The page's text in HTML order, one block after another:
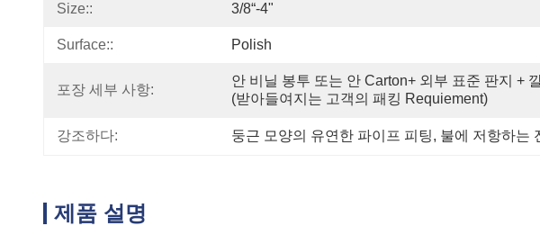
Size:: 3/8“-4"
Surface:: Polish
포장 세부 사항:
안 비닐 봉투 또는 안 Carton+ 외부 표준 판지 +
(받아들여지는 고객의 패킹 Requiement)
강조하다: 둥근 모양의 유연한 파이프 피팅, 불에 저항하는
제품 설명